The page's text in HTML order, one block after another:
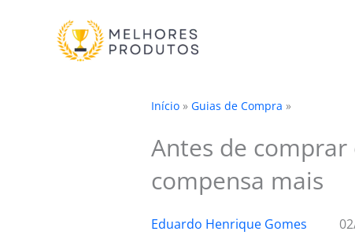
Início » Guias de Compra »
Antes de comprar
compensa mais
Eduardo Henrique Gomes